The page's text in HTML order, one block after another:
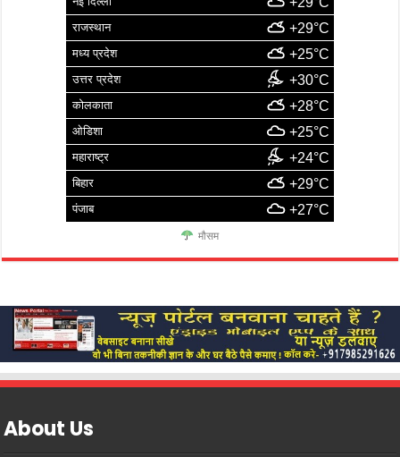
राजस्थान +29°C
मध्य प्रदेश +25°C
उत्तर प्रदेश +30°C
कोलकाता +28°C
ओडिशा +25°C
महाराष्ट्र +24°C
बिहार +29°C
पंजाब +27°C
मौसम
About Us